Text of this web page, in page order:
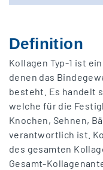
Definition
Kollagen Typ-1 ist
denen das
besteht. Es handelt
welche für die
Knochen, Sehnen,
verantwortlich ist.
des gesamten
Gesamt-